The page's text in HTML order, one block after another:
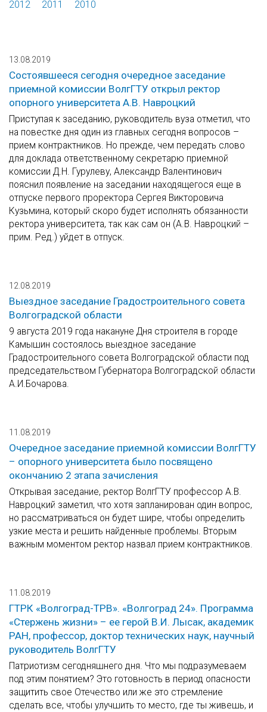
2012
2011 2010
13.08.2019
Состоявшееся сегодня очередное заседание
приемной комиссии ВолгГТУ открыл ректор
опорного университета А.В. Навроцкий
Приступая к заседанию, руководитель вуза отметил, что
на повестке дня один из главных сегодня вопросов –
прием контрактников. Но прежде, чем передать слово
для доклада ответственному секретарю приемной
комиссии Д.Н. Гурулеву, Александр Валентинович
пояснил появление на заседании находящегося еще в
отпуске первого проректора Сергея Викторовича
Кузьмина, который скоро будет исполнять обязанности
ректора университета, так как сам он (А.В. Навроцкий –
прим. Ред.) уйдет в отпуск.
12.08.2019
Выездное заседание Градостроительного совета
Волгоградской области
9 августа 2019 года накануне Дня строителя в городе
Камышин состоялось выездное заседание
Градостроительного совета Волгоградской области под
председательством Губернатора Волгоградской области
А.И.Бочарова.
11.08.2019
Очередное заседание приемной комиссии ВолгГТУ
– опорного университета было посвящено
окончанию 2 этапа зачисления
Открывая заседание, ректор ВолгГТУ профессор А.В.
Навроцкий заметил, что хотя запланирован один вопрос,
но рассматриваться он будет шире, чтобы определить
узкие места и решить найденные проблемы. Вторым
важным моментом ректор назвал прием контрактников.
11.08.2019
ГТРК «Волгоград-ТРВ». «Волгоград 24». Программа
«Стержень жизни» – ее герой В.И. Лысак, академик
РАН, профессор, доктор технических наук, научный
руководитель ВолгГТУ
Патриотизм сегодняшнего дня. Что мы подразумеваем
под этим понятием? Это готовность в период опасности
защитить свое Отечество или же это стремление
сделать все, чтобы улучшить то место, где ты живешь, и